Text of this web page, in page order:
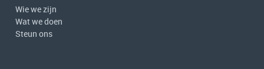
Wie we zijn
Wat we doen
Steun ons